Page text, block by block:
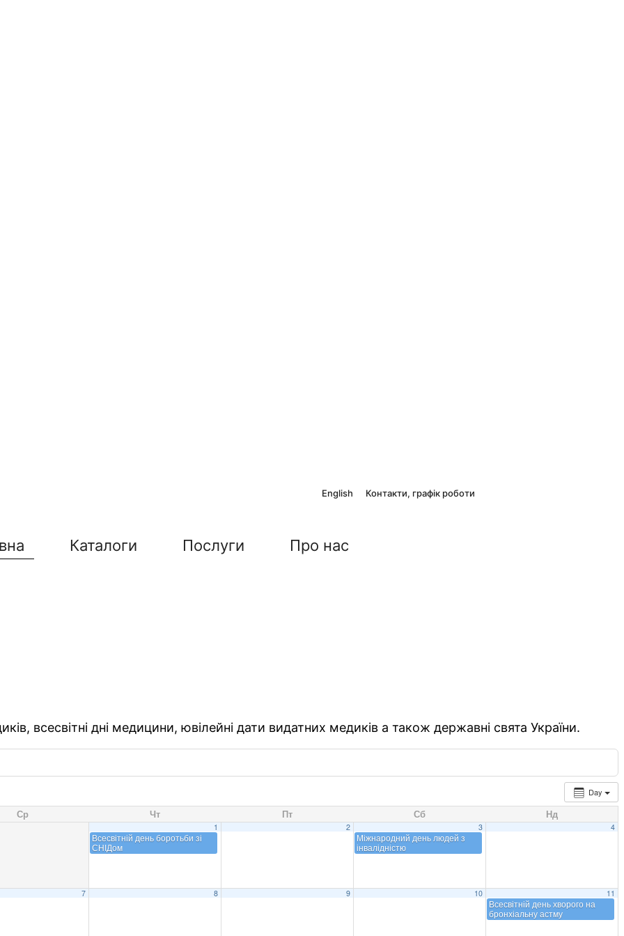
English Контакти, графік роботи
Каталоги Послуги Про нас
всесвітні дні медицини, ювілейні дати видатних медиків а також державні свята України.
Day
Ср Чт Пт Сб Нд
1
Всесвітній день боротьби зі
СНІДом
2 3
Міжнародний день людей з
інвалідністю
4
7 8 9 10 11
Всесвітній день хворого на
бронхіальну астму